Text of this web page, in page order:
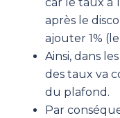
car le taux à
après le
ajouter 1%
Ainsi, dans
des taux va
du plafond.
Par